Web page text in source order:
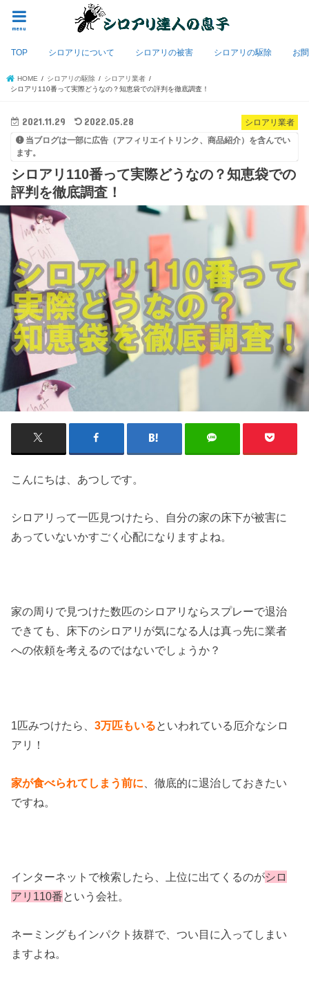
menu
TOP シロアリについて シロアリの被害 シロアリの駆除 お
HOME シロアリの駆除
シロアリ業者
シロアリ110番って実際どうなの？知恵袋での評判を徹底調査！
シロアリ業者
2021.11.29 2022.05.28
当ブログは一部に広告（アフィリエイトリンク、商品紹介）を含んでい
ます。
シロアリ110番って実際どうなの？知恵袋での
評判を徹底調査！
こんにちは、あつしです。
シロアリって一匹見つけたら、自分の家の床下が被害に
あっていないかすごく心配になりますよね。
家の周りで見つけた数匹のシロアリならスプレーで退治
できても、床下のシロアリが気になる人は真っ先に業者
への依頼を考えるのではないでしょうか？
1匹みつけたら、3万匹もいるといわれている厄介なシロ
アリ！
家が食べられてしまう前に 、徹底的に退治しておきたい
ですね。
インターネットで検索したら、上位に出てくるのがシロ
アリ110番という会社。
ネーミングもインパクト抜群で、つい目に入ってしまい
ますよね。